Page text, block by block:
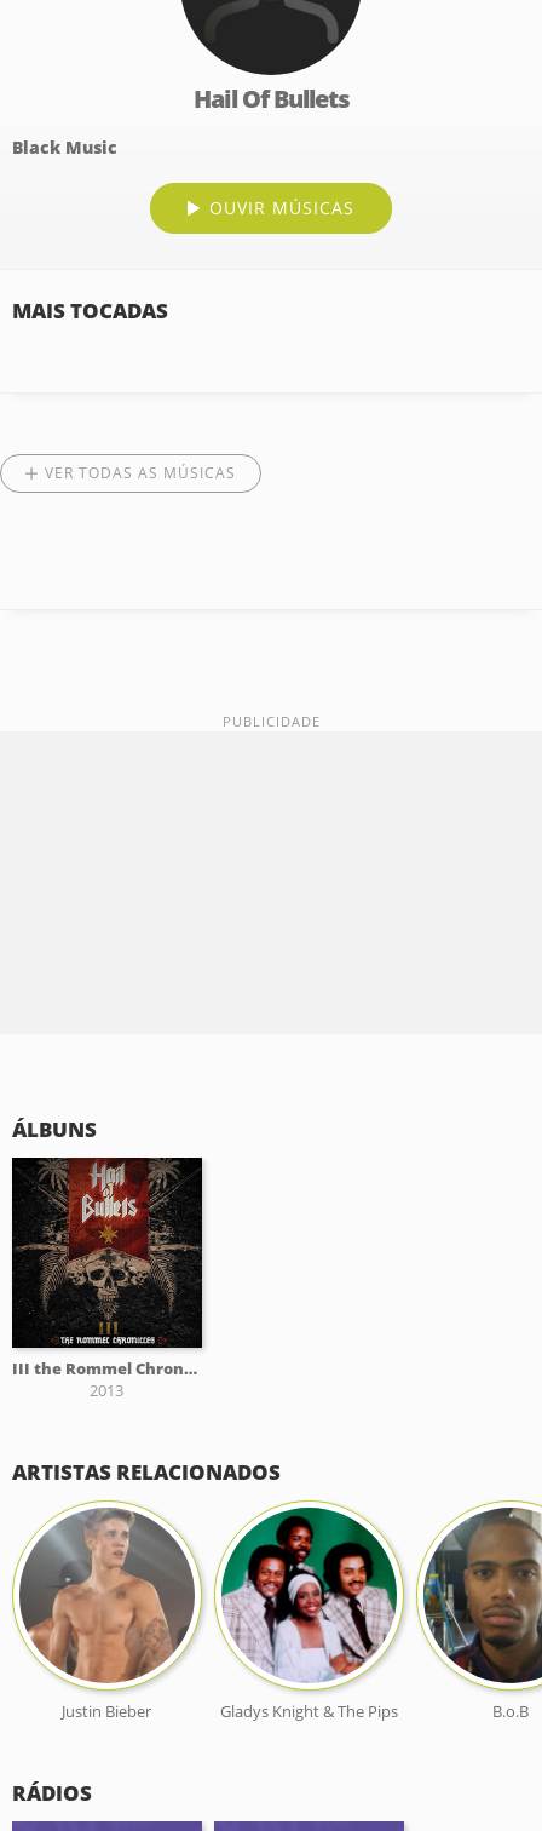
Hail Of Bullets
Black Music
OUVIR MÚSICAS
MAIS TOCADAS
VER TODAS AS MÚSICAS
ÁLBUNS
III the Rommel Chronicles
2013
ARTISTAS RELACIONADOS
Justin Bieber Gladys Knight & The Pips B.o.B
RÁDIOS